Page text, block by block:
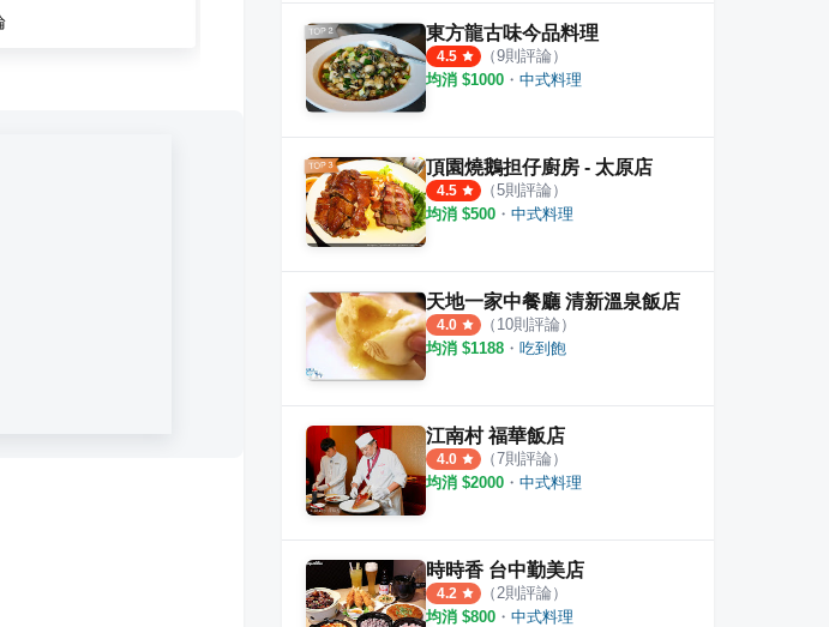
18則評論 4.8 ·4則評論
東方龍古味今品料理
4.5 （9則評論）
均消 $1000 ・ 中式料理
頂園燒鵝担仔廚房 - 太原店
4.5 （5則評論）
均消 $500 ・ 中式料理
天地一家中餐廳 清新溫泉飯店
4.0 （ 10則評論）
均消 $1188 ・ 吃到飽
江南村 福華飯店
4.0 （7則評論）
均消 $2000 ・ 中式料理
時時香 台中勤美店
4.2 （ 2則評論）
均消 $800 ・ 中式料理